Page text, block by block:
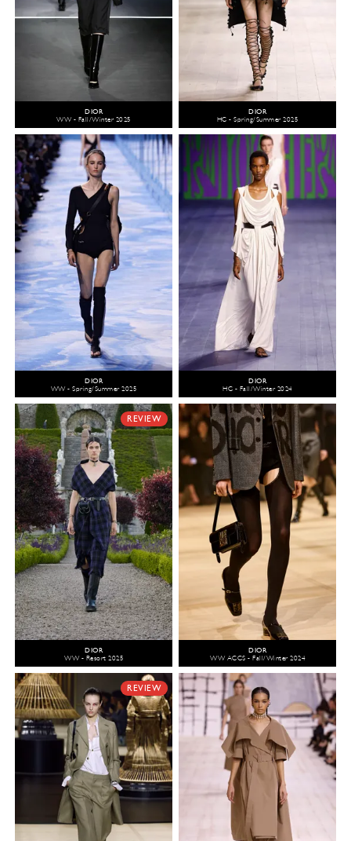
DIOR
WW - Fall/Winter 2025
DIOR
HC - Spring/Summer 2025
DIOR
WW - Spring/Summer 2025
DIOR
HC - Fall/Winter 2024
REVIEW
DIOR
WW - Resort 2025
DIOR
WW ACCS - Fall/Winter 2024
REVIEW